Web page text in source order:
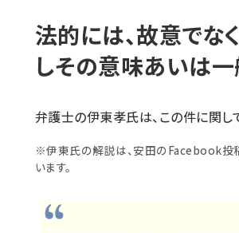
法的には、故意でな
しその意味あいは一
弁護士の伊東孝氏は、この件に関し
※伊東氏の解説は、安田のFacebook投
います。